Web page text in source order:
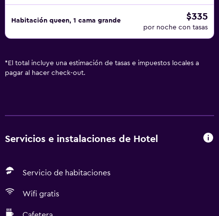
Habitación queen, 1 cama grande $335
por noche con tasas
* El total incluye una estimación de tasas e impuestos locales a
pagar al hacer check-out.
Servicios e instalaciones de Hotel
Servicio de habitaciones
Wifi gratis